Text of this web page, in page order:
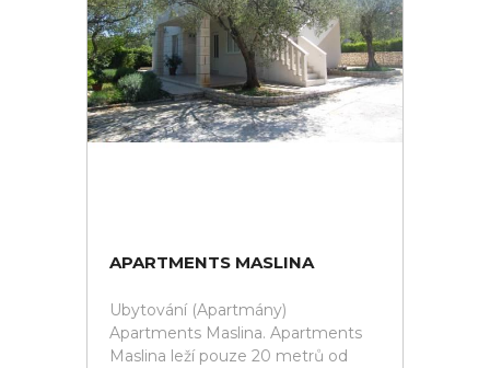
APARTMENTS MASLINA
Ubytování (Apartmány)
Apartments Maslina. Apartments
Maslina leží pouze 20 metrů od